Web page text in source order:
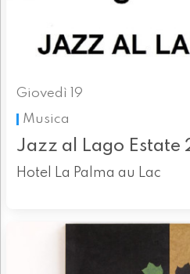
Giovedì 19
Musica
Jazz al Lago Estate
Hotel La Palma au Lac